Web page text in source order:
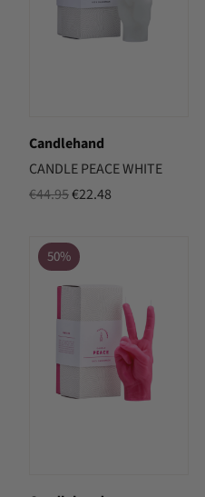
Candlehand
CANDLE PEACE WHITE
€44.95Oorspronkelijke
was:
€44.95.
€22.48Huidige
50%